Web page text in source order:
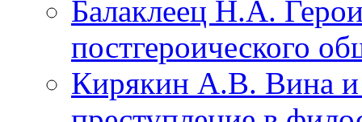
Балаклеец Н.А.
постгероического
Кирякин А.В. Вина и